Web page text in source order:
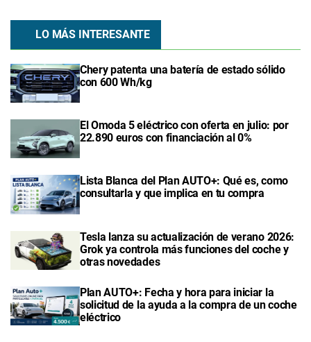
LO MÁS INTERESANTE
Chery patenta una batería de estado sólido
con 600 Wh/kg
El Omoda 5 eléctrico con oferta en julio: por
22.890 euros con financiación al 0%
Lista Blanca del Plan AUTO+: Qué es, como
consultarla y que implica en tu compra
Tesla lanza su actualización de verano 2026:
Grok ya controla más funciones del coche y
otras novedades
Plan AUTO+: Fecha y hora para iniciar la
solicitud de la ayuda a la compra de un coche
eléctrico